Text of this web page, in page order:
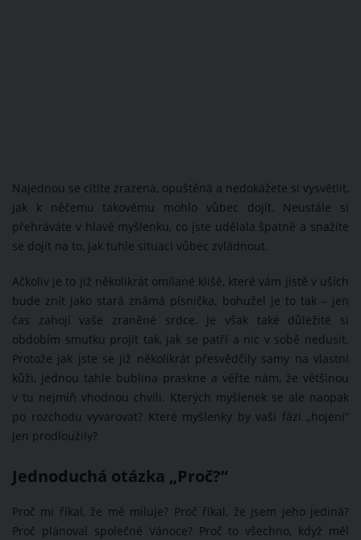
Najednou se cítíte zrazená, opuštěná a nedokážete si vysvětlit,
jak k něčemu takovému mohlo vůbec dojít. Neustále si
přehráváte v hlavě myšlenku, co jste udělala špatně a snažíte
se dojít na to, jak tuhle situaci vůbec zvládnout.
Ačkoliv je to již několikrát omílané klišé, které vám jistě v uších
bude znít jako stará známá písnička, bohužel je to tak – jen
čas zahojí vaše zraněné srdce. Je však také důležité si
obdobím smutku projít tak, jak se patří a nic v sobě nedusit.
Protože jak jste se již několikrát přesvědčily samy na vlastní
kůži, jednou tahle bublina praskne a věřte nám, že většinou
v tu nejmíň vhodnou chvíli. Kterých myšlenek se ale naopak
po rozchodu vyvarovat? Které myšlenky by vaši fázi „hojení“
jen prodloužily?
Jednoduchá otázka „Proč?“
Proč mi říkal, že mě miluje? Proč říkal, že jsem jeho jediná?
Proč plánoval společné Vánoce? Proč to všechno, když měl